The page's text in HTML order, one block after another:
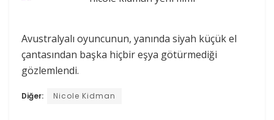
Avustralyalı oyuncunun, yanında siyah küçük el
çantasından başka hiçbir eşya götürmediği
gözlemlendi.
Diğer: Nicole Kidman